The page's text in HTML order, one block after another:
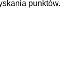
punktów.